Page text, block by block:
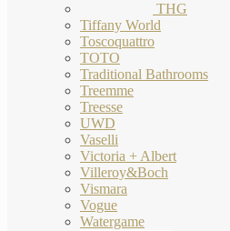
THG
Tiffany World
Toscoquattro
TOTO
Traditional Bathrooms
Treemme
Treesse
UWD
Vaselli
Victoria + Albert
Villeroy&Boch
Vismara
Vogue
Watergame